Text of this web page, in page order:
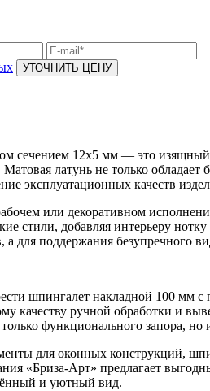
сечением 12х5 мм — это
латунь не только
эксплуатационных качеств
или декоративном
стили, добавляя интерьеру
для поддержания безупречного
шпингалет накладной 100 мм
качеству ручной обработки и
функционального запора, но
для оконных конструкций,
«Бриза-Арт» предлагает
и уютный вид.